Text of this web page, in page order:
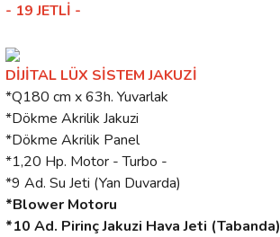
- 19 JETLİ -
DİJİTAL LÜX SİSTEM JAKUZİ
*Q180 cm x 63h. Yuvarlak
*Dökme Akrilik Jakuzi
*Dökme Akrilik Panel
*1,20 Hp. Motor - Turbo -
*9 Ad. Su Jeti (Yan Duvarda)
*Blower Motoru
*10 Ad. Pirinç Jakuzi Hava Jeti (Tabanda)